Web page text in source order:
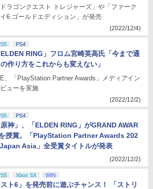
ドラゴンクエスト トレジャーズ」や「ファーク
6 ゴールドエディション」が発売
(2022/12/4)
PS4
ELDEN RING」フロム宮崎英高氏「今まで通
の作り方をこれからも変えない」
、「PlayStation Partner Awards」メディアイン
ューを実施
(2022/12/2)
PS4
原神」、「ELDEN RING」がGRAND AWAR
授賞。「PlayStation Partner Awards 202
Asia」全受賞タイトルが発表
(2022/12/2)
Xbox SX WIN
スト6」を発売前に遊ぶチャンス！ 「ストリ